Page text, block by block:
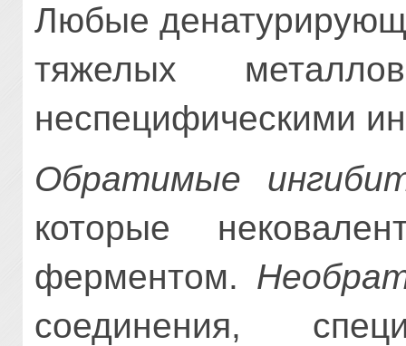
Любые
тяжелых
неспецифическими
Обратимые
которые
ферментом.
соединения,